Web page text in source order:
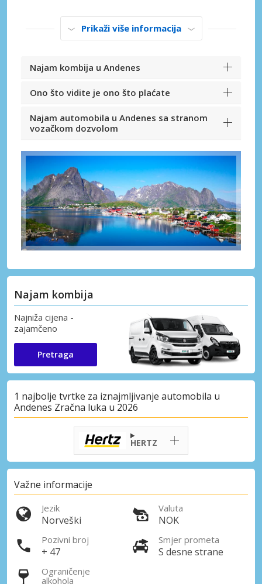
Prikaži više informacija
Najam kombija u Andenes
Ono što vidite je ono što plaćate
Najam automobila u Andenes sa stranom
vozačkom dozvolom
Najam kombija
Najniža cijena -
zajamčeno
Pretraga
1 najbolje tvrtke za iznajmljivanje automobila u
Andenes Zračna luka u 2026
HERTZ
Važne informacije
Jezik
Norveški
Valuta
NOK
Pozivni broj
+ 47
Smjer prometa
S desne strane
Ograničenje
alkohola